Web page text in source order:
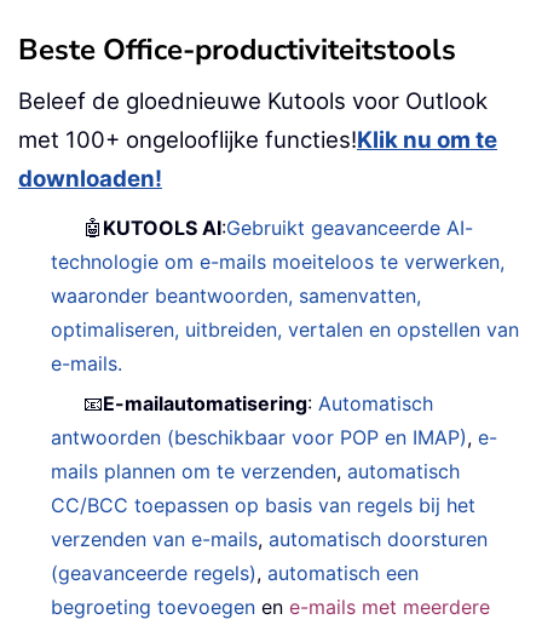
Beste Office-productiviteitstools
Beleef de gloednieuwe Kutools voor Outlook
met 100+ ongelooflijke functies!Klik nu om te
downloaden!
🤖 KUTOOLS AI:Gebruikt geavanceerde AI-
technologie om e-mails moeiteloos te verwerken,
waaronder beantwoorden, samenvatten,
optimaliseren, uitbreiden, vertalen en opstellen van
e-mails.
📧E-mailautomatisering:Automatisch
antwoorden (beschikbaar voor POP en IMAP),e-
mails plannen om te verzenden,automatisch
CC/BCC toepassen op basis van regels bij het
verzenden van e-mails,automatisch doorsturen
(geavanceerde regels),automatisch een
begroeting toevoegen ene-mails met meerdere